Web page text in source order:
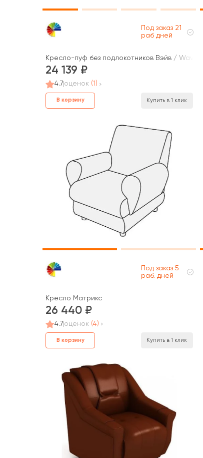
Под заказ 21
раб дней
Кресло-пуф без подлокотников Вэйв / Wave
24 139
4.7 оценок (1)
В корзину Купить в 1 клик
Под заказ 5
раб. дней
Кресло Матрикс
26 440
4.7оценок (4)
В корзину Купить в 1 клик